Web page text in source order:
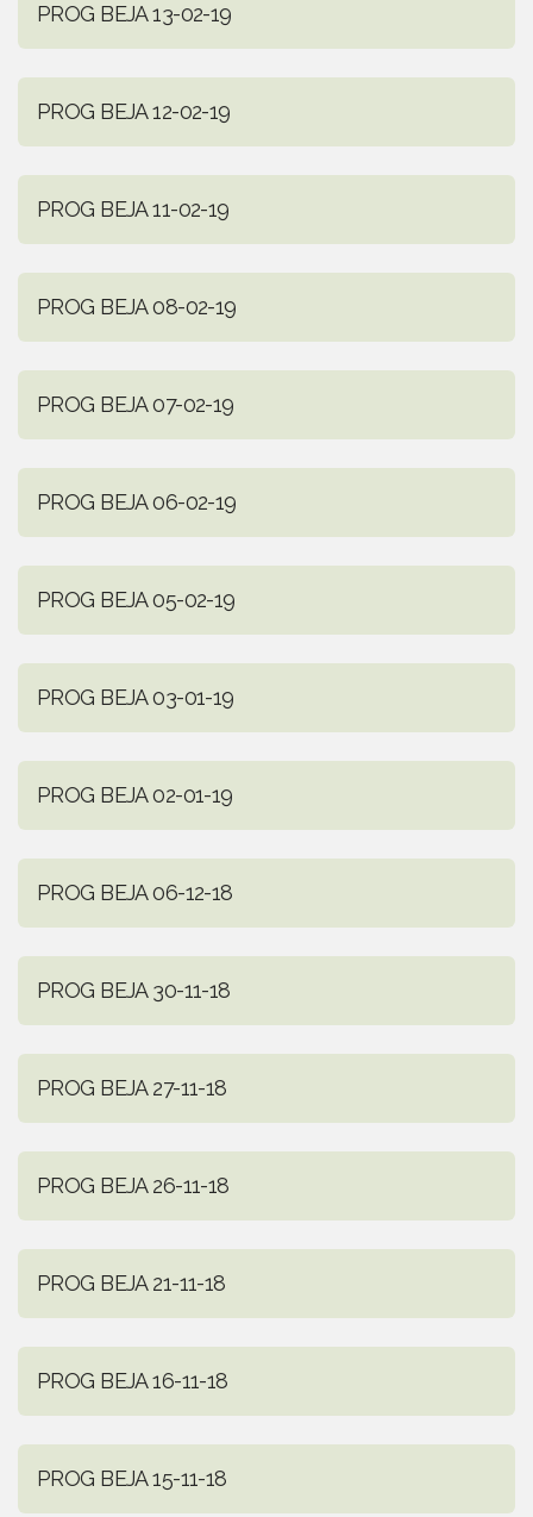
PROG BEJA 13-02-19
PROG BEJA 12-02-19
PROG BEJA 11-02-19
PROG BEJA 08-02-19
PROG BEJA 07-02-19
PROG BEJA 06-02-19
PROG BEJA 05-02-19
PROG BEJA 03-01-19
PROG BEJA 02-01-19
PROG BEJA 06-12-18
PROG BEJA 30-11-18
PROG BEJA 27-11-18
PROG BEJA 26-11-18
PROG BEJA 21-11-18
PROG BEJA 16-11-18
PROG BEJA 15-11-18